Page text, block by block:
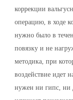
коррекции
операцию, в ходе
нужно было в
повязку и не
методика, при
воздействие идет
нужен ни гипс, ни